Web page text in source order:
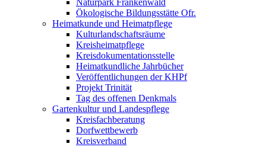
Naturpark Frankenwald
Ökologische Bildungsstätte Ofr.
Heimatkunde und Heimatpflege
Kulturlandschaftsräume
Kreisheimatpflege
Kreisdokumentationsstelle
Heimatkundliche Jahrbücher
Veröffentlichungen der KHPf
Projekt Trinität
Tag des offenen Denkmals
Gartenkultur und Landespflege
Kreisfachberatung
Dorfwettbewerb
Kreisverband